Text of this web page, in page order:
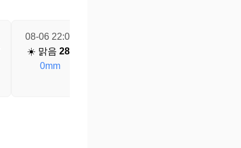
08-06 22:00
☀️ 맑음 28°
0mm